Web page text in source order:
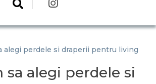
alegi perdele si draperii pentru living
sa alegi perdele si